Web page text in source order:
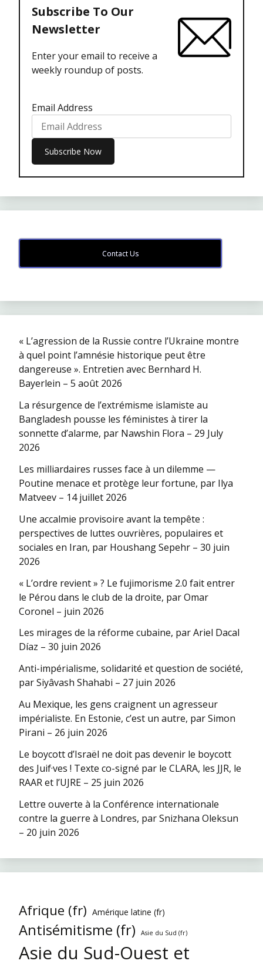
Subscribe To Our
Newsletter
Enter your email to receive a
weekly roundup of posts.
Email Address
Contact Us
« L’agression de la Russie contre l’Ukraine montre
à quel point l’amnésie historique peut être
dangereuse ». Entretien avec Bernhard H.
Bayerlein – 5 août 2026
La résurgence de l’extrémisme islamiste au
Bangladesh pousse les féministes à tirer la
sonnette d’alarme, par Nawshin Flora – 29 July
2026
Les milliardaires russes face à un dilemme —
Poutine menace et protège leur fortune, par Ilya
Matveev – 14 juillet 2026
Une accalmie provisoire avant la tempête :
perspectives de luttes ouvrières, populaires et
sociales en Iran, par Houshang Sepehr – 30 juin
2026
« L’ordre revient » ? Le fujimorisme 2.0 fait entrer
le Pérou dans le club de la droite, par Omar
Coronel – juin 2026
Les mirages de la réforme cubaine, par Ariel Dacal
Díaz – 30 juin 2026
Anti-impérialisme, solidarité et question de société,
par Siyâvash Shahabi – 27 juin 2026
Au Mexique, les gens craignent un agresseur
impérialiste. En Estonie, c’est un autre, par Simon
Pirani – 26 juin 2026
Le boycott d’Israël ne doit pas devenir le boycott
des Juif·ves ! Texte co-signé par le CLARA, les JJR, le
RAAR et l’UJRE – 25 juin 2026
Lettre ouverte à la Conférence internationale
contre la guerre à Londres, par Snizhana Oleksun
– 20 juin 2026
Afrique (fr) Amérique latine (fr)
Antisémitisme (fr) Asie du Sud (fr)
Asie du Sud-Ouest et